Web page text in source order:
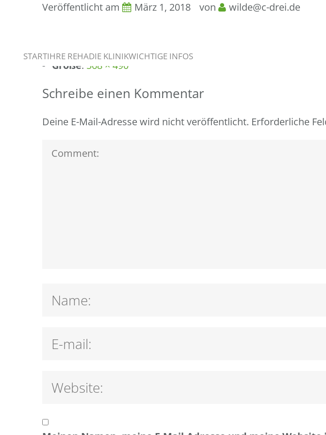
STARTIHRE REHADIE KLINIKWICHTIGE INFOS
Veröffentlicht am März 1, 2018 von wilde@c-drei.de
Größe: 568 × 490
Schreibe einen Kommentar
Deine E-Mail-Adresse wird nicht veröffentlicht. Erforderliche